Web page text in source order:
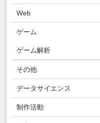
Web
ゲーム
ゲーム解析
その他
データサイエンス
制作活動